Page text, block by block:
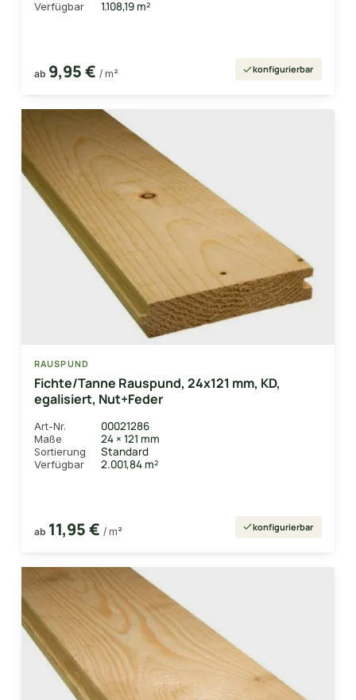
Verfügbar 1.108,19 m²
ab 9,95 € / m² konfigurierbar
RAUSPUND
Fichte/Tanne Rauspund, 24x121 mm, KD,
egalisiert, Nut+Feder
Art-Nr. 00021286
Maße 24 × 121 mm
Sortierung Standard
Verfügbar 2.001,84 m²
ab 11,95 € / m² konfigurierbar